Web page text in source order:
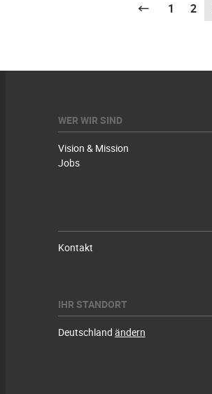
Vorherige
1 2
WER WIR SIND
Vision & Mission
Jobs
Kontakt
IHR STANDORT
Deutschland ändern